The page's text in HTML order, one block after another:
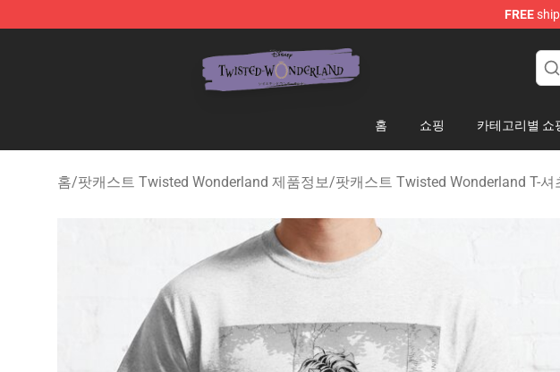
FREE
홈 쇼핑 카테고리별 쇼
홈/팟캐스트 Twisted Wonderland 제품정보/팟캐스트 Twisted Wonderland T-셔